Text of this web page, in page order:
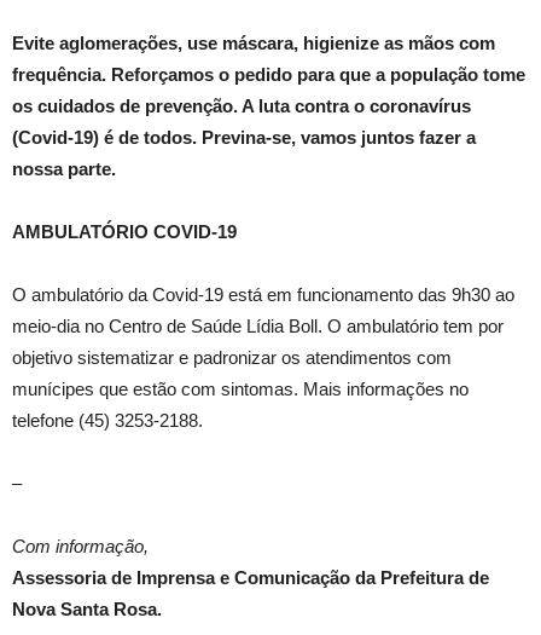
Evite aglomerações, use máscara, higienize as mãos com
frequência. Reforçamos o pedido para que a população tome
os cuidados de prevenção. A luta contra o coronavírus
(Covid-19) é de todos. Previna-se, vamos juntos fazer a
nossa parte.
AMBULATÓRIO COVID-19
O ambulatório da Covid-19 está em funcionamento das 9h30 ao
meio-dia no Centro de Saúde Lídia Boll. O ambulatório tem por
objetivo sistematizar e padronizar os atendimentos com
munícipes que estão com sintomas. Mais informações no
telefone (45) 3253-2188.
–
Com informação,
Assessoria de Imprensa e Comunicação da Prefeitura de
Nova Santa Rosa.